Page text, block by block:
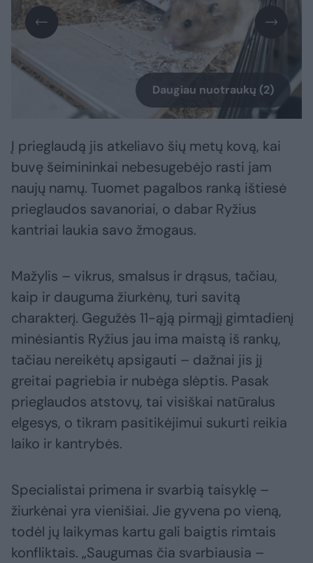
Daugiau nuotraukų (2)
Į prieglaudą jis atkeliavo šių metų kovą, kai
buvę šeimininkai nebesugebėjo rasti jam
naujų namų. Tuomet pagalbos ranką ištiesė
prieglaudos savanoriai, o dabar Ryžius
kantriai laukia savo žmogaus.
Mažylis – vikrus, smalsus ir drąsus, tačiau,
kaip ir dauguma žiurkėnų, turi savitą
charakterį. Gegužės 11-ąją pirmąjį gimtadienį
minėsiantis Ryžius jau ima maistą iš rankų,
tačiau nereikėtų apsigauti – dažnai jis jį
greitai pagriebia ir nubėga slėptis. Pasak
prieglaudos atstovų, tai visiškai natūralus
elgesys, o tikram pasitikėjimui sukurti reikia
laiko ir kantrybės.
Specialistai primena ir svarbią taisyklę –
žiurkėnai yra vienišiai. Jie gyvena po vieną,
todėl jų laikymas kartu gali baigtis rimtais
konfliktais. „Saugumas čia svarbiausia –